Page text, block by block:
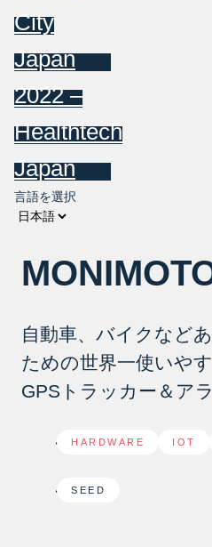
City
Japan
2022 –
Healthtech
Japan
言語を選択
自動車、バイクなど
ための世界一使いや
GPSトラッカー＆ア
HARDWARE IOT
SEED